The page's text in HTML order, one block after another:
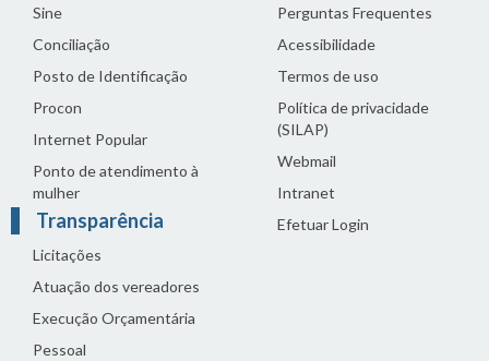
Sine
Conciliação
Posto de Identificação
Procon
Internet Popular
Ponto de atendimento à
mulher
Transparência
Licitações
Atuação dos vereadores
Execução Orçamentária
Pessoal
Perguntas Frequentes
Acessibilidade
Termos de uso
Política de privacidade
(SILAP)
Webmail
Intranet
Efetuar Login